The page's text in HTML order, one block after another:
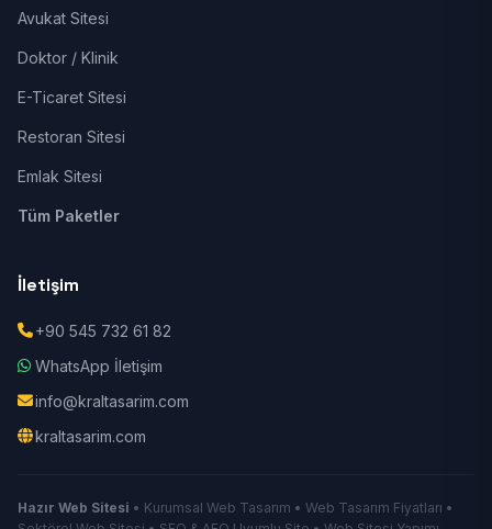
Avukat Sitesi
Doktor / Klinik
E-Ticaret Sitesi
Restoran Sitesi
Emlak Sitesi
Tüm Paketler
İletişim
+90 545 732 61 82
WhatsApp İletişim
info@kraltasarim.com
kraltasarim.com
Hazır Web Sitesi • Kurumsal Web Tasarım • Web Tasarım Fiyatları •